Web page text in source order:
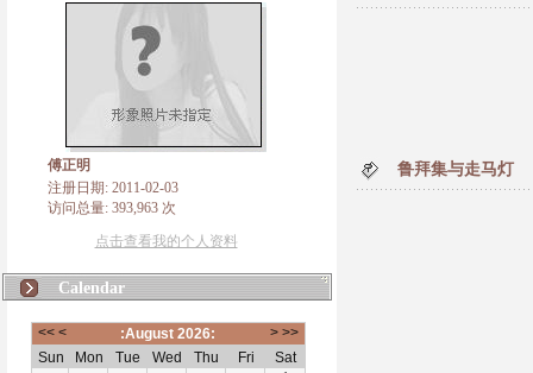
傅正明
注册日期: 2011-02-03
访问总量: 393,963 次
点击查看我的个人资料
Calendar
鲁拜集与走马灯